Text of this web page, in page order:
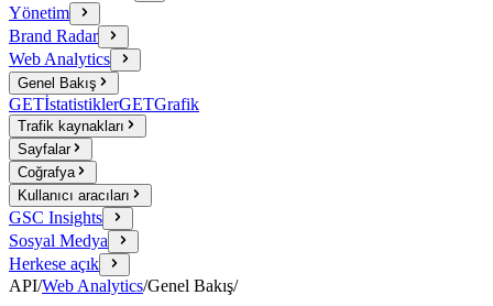
Yönetim
Brand Radar
Web Analytics
Genel Bakış
GETİstatistiklerGETGrafik
Trafik kaynakları
Sayfalar
Coğrafya
Kullanıcı aracıları
GSC Insights
Sosyal Medya
Herkese açık
API/Web Analytics/Genel Bakış/